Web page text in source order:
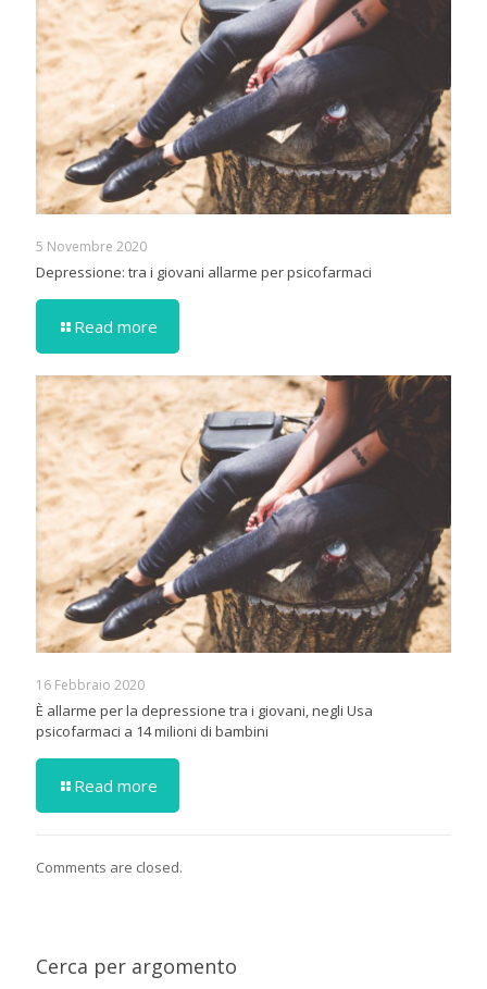
5 Novembre 2020
Depressione: tra i giovani allarme per psicofarmaci
Read more
16 Febbraio 2020
È allarme per la depressione tra i giovani, negli Usa
psicofarmaci a 14 milioni di bambini
Read more
Comments are closed.
Cerca per argomento